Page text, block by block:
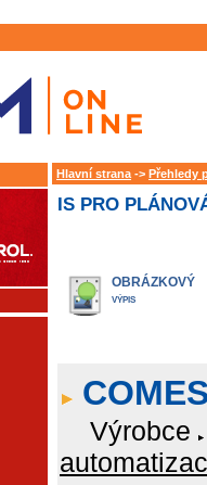
Hlavní strana -> Přehledy
IS PRO
OBRÁZKOVÝ
VÝPIS
Výrobce